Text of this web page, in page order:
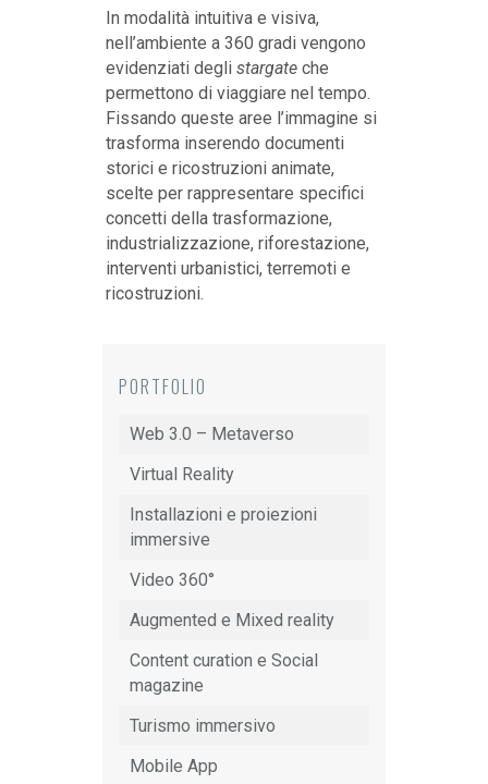
In modalità intuitiva e visiva,
nell’ambiente a 360 gradi vengono
evidenziati degli stargateche
permettono di viaggiare nel tempo.
Fissando queste aree l’immagine si
trasforma inserendo documenti
storici e ricostruzioni animate,
scelte per rappresentare specifici
concetti della trasformazione,
industrializzazione, riforestazione,
interventi urbanistici, terremoti e
ricostruzioni.
PORTFOLIO
Web 3.0 – Metaverso
Virtual Reality
Installazioni e proiezioni
immersive
Video 360°
Augmented e Mixed reality
Content curation e Social
magazine
Turismo immersivo
Mobile App